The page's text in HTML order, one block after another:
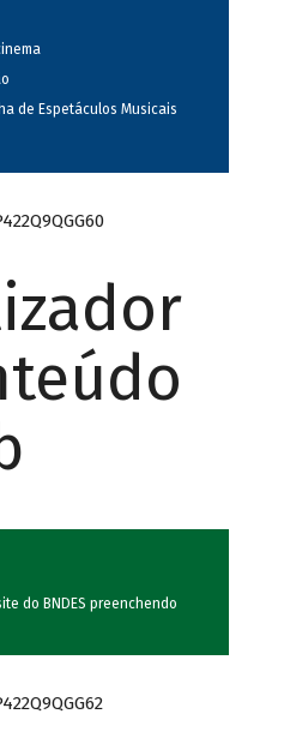
de Espetáculos Musicais
do BNDES preenchendo